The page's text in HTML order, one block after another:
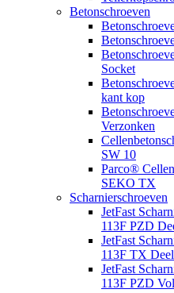
Betonschroeven
Socket
kant kop
Verzonken
SW 10
Parco®
SEKO TX
Scharnierschroeven
JetFast
113F PZD
JetFast
113F TX
JetFast
113F PZD